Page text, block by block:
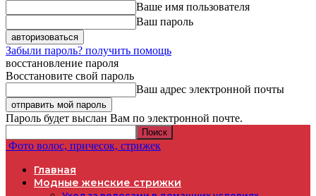
Ваше имя пользователя
Ваш пароль
Забыли пароль? получить помощь
восстановление пароля
Восстановите свой пароль
Ваш адрес электронной почты
Пароль будет выслан Вам по электронной почте.
Фото волос, причесок, стрижек
Главная
Модные женские стрижки